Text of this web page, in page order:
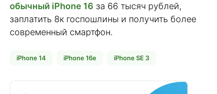
обычный iPhone 16 за 66 тысяч рублей,
заплатить 8к госпошлины и получить более
современный смартфон.
iPhone 14 iPhone 16e iPhone SE 3